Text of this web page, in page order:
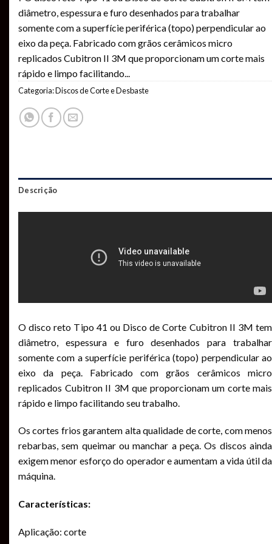
4.00de
baseado
em
avaliação
de cliente
diâmetro, espessura e furo desenhados para trabalhar
somente com a superfície periférica (topo) perpendicular ao
eixo da peça. Fabricado com grãos cerâmicos micro
replicados Cubitron II 3M que proporcionam um corte mais
rápido e limpo facilitando
Categoria:Discos de Corte e Desbaste
Descrição
O disco reto Tipo 41 ou Disco de Corte Cubitron II 3M tem
diâmetro, espessura e furo desenhados para trabalhar
somente com a superfície periférica (topo) perpendicular ao
eixo da peça. Fabricado com grãos cerâmicos micro
replicados Cubitron II 3M que proporcionam um corte mais
rápido e limpo facilitando seu trabalho.
Os cortes frios garantem alta qualidade de corte, com menos
rebarbas, sem queimar ou manchar a peça. Os discos ainda
exigem menor esforço do operador e aumentam a vida útil da
máquina.
Características:
Aplicação: corte